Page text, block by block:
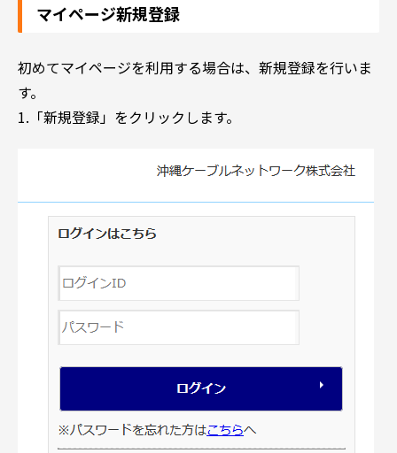
マイページ新規登録
初めてマイページを利用する場合は、新規登録を行いま
す。
1.「新規登録」をクリックします。